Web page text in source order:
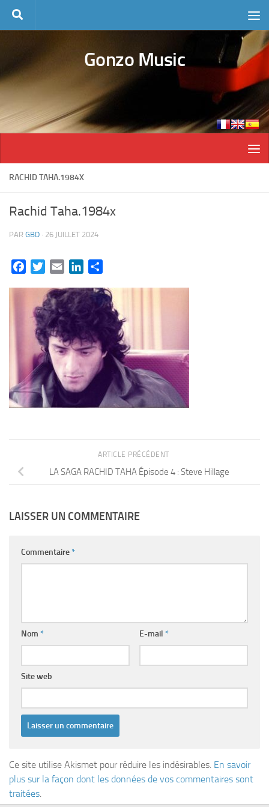
Skip to content
Gonzo Music
RACHID TAHA.1984X
Rachid Taha.1984x
PAR GBD · 26 JUILLET 2024
FacebookTwitterEmail LinkedIn
ARTICLE PRÉCÉDENT
LA SAGA RACHID TAHA Épisode 4 : Steve Hillage
LAISSER UN COMMENTAIRE
Commentaire*
Nom * E-mail *
Site web
Ce site utilise Akismet pour réduire les indésirables. En savoir
plus sur la façon dont les données de vos commentaires sont
traitées.